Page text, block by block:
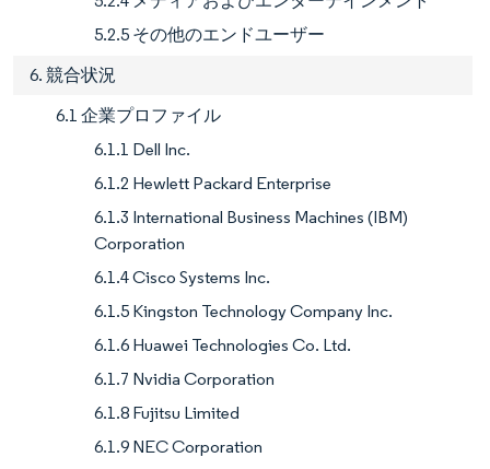
5.2.5 その他のエンドユーザー
6. 競合状況
6.1 企業プロファイル
6.1.1 Dell Inc.
6.1.2 Hewlett Packard Enterprise
6.1.3 International Business Machines (IBM)
Corporation
6.1.4 Cisco Systems Inc.
6.1.5 Kingston Technology Company Inc.
6.1.6 Huawei Technologies Co. Ltd.
6.1.7 Nvidia Corporation
6.1.8 Fujitsu Limited
6.1.9 NEC Corporation